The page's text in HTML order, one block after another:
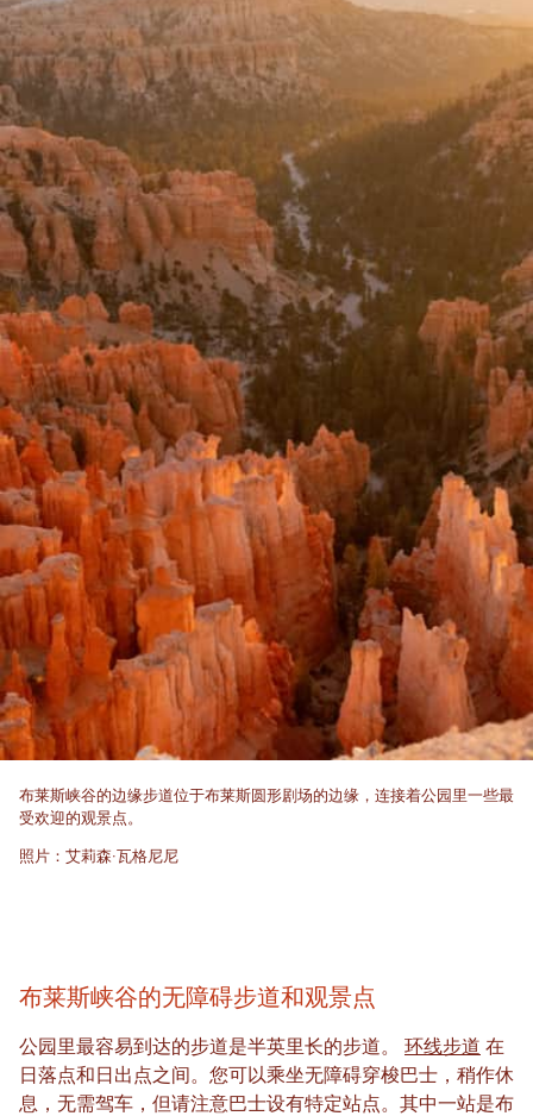
布莱斯峡谷的边缘步道位于布莱斯圆形剧场的边缘，连接着公园里一些最
受欢迎的观景点。
照片：艾莉森·瓦格尼尼
布莱斯峡谷的无障碍步道和观景点
公园里最容易到达的步道是半英里长的步道。 环线步道 在
日落点和日出点之间。您可以乘坐无障碍穿梭巴士，稍作休
息，无需驾车，但请注意巴士设有特定站点。其中一站是布